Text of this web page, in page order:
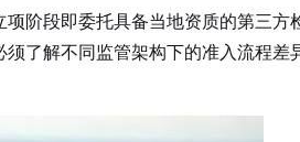
阶段即委托具备当地资质的第三方
了解不同监管架构下的准入流程差